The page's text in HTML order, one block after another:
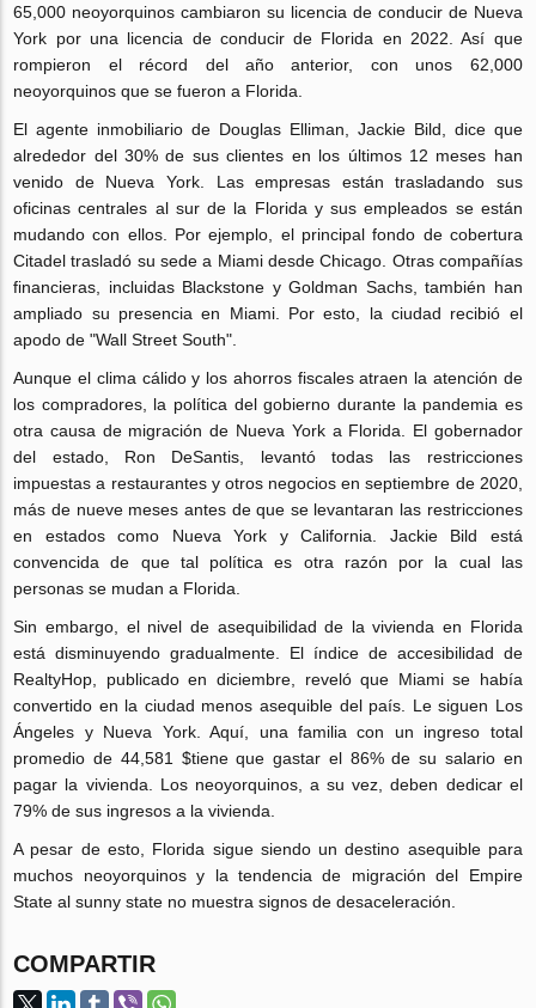
65,000 neoyorquinos cambiaron su licencia de conducir de Nueva
York por una licencia de conducir de Florida en 2022. Así que
rompieron el récord del año anterior, con unos 62,000
neoyorquinos que se fueron a Florida.
El agente inmobiliario de Douglas Elliman, Jackie Bild, dice que
alrededor del 30% de sus clientes en los últimos 12 meses han
venido de Nueva York. Las empresas están trasladando sus
oficinas centrales al sur de la Florida y sus empleados se están
mudando con ellos. Por ejemplo, el principal fondo de cobertura
Citadel trasladó su sede a Miami desde Chicago. Otras compañías
financieras, incluidas Blackstone y Goldman Sachs, también han
ampliado su presencia en Miami. Por esto, la ciudad recibió el
apodo de "Wall Street South".
Aunque el clima cálido y los ahorros fiscales atraen la atención de
los compradores, la política del gobierno durante la pandemia es
otra causa de migración de Nueva York a Florida. El gobernador
del estado, Ron DeSantis, levantó todas las restricciones
impuestas a restaurantes y otros negocios en septiembre de 2020,
más de nueve meses antes de que se levantaran las restricciones
en estados como Nueva York y California. Jackie Bild está
convencida de que tal política es otra razón por la cual las
personas se mudan a Florida.
Sin embargo, el nivel de asequibilidad de la vivienda en Florida
está disminuyendo gradualmente. El índice de accesibilidad de
RealtyHop, publicado en diciembre, reveló que Miami se había
convertido en la ciudad menos asequible del país. Le siguen Los
Ángeles y Nueva York. Aquí, una familia con un ingreso total
promedio de 44,581 $tiene que gastar el 86% de su salario en
pagar la vivienda. Los neoyorquinos, a su vez, deben dedicar el
79% de sus ingresos a la vivienda.
A pesar de esto, Florida sigue siendo un destino asequible para
muchos neoyorquinos y la tendencia de migración del Empire
State al sunny state no muestra signos de desaceleración.
COMPARTIR